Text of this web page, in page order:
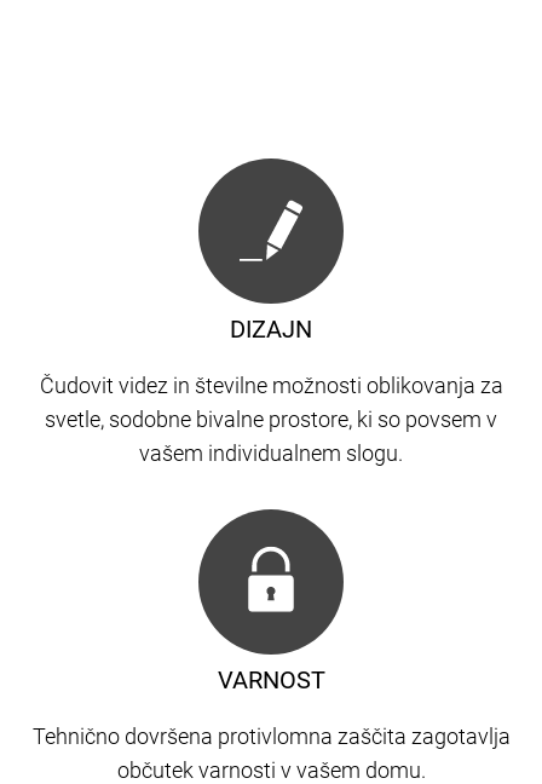
DIZAJN
Čudovit videz in številne možnosti oblikovanja za
svetle, sodobne bivalne prostore, ki so povsem v
vašem individualnem slogu.
VARNOST
Tehnično dovršena protivlomna zaščita zagotavlja
občutek varnosti v vašem domu.